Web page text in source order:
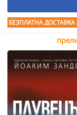
БЕЗПЛАТНА